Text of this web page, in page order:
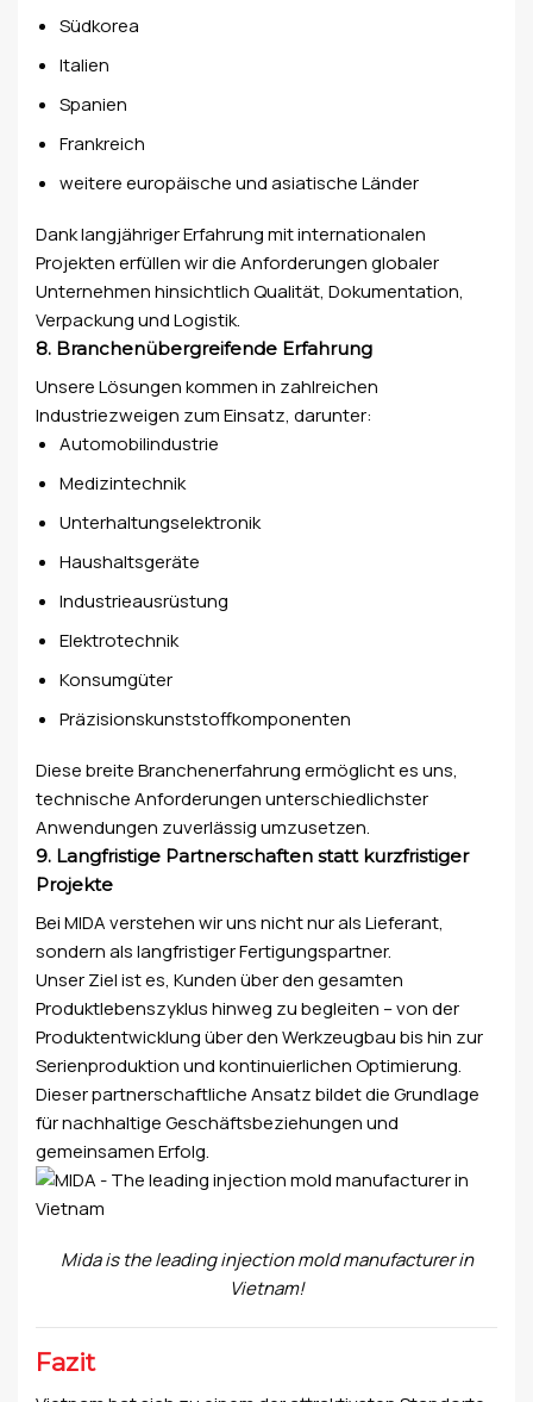
Südkorea
Italien
Spanien
Frankreich
weitere europäische und asiatische Länder
Dank langjähriger Erfahrung mit internationalen
Projekten erfüllen wir die Anforderungen globaler
Unternehmen hinsichtlich Qualität, Dokumentation,
Verpackung und Logistik.
8. Branchenübergreifende Erfahrung
Unsere Lösungen kommen in zahlreichen
Industriezweigen zum Einsatz, darunter:
Automobilindustrie
Medizintechnik
Unterhaltungselektronik
Haushaltsgeräte
Industrieausrüstung
Elektrotechnik
Konsumgüter
Präzisionskunststoffkomponenten
Diese breite Branchenerfahrung ermöglicht es uns,
technische Anforderungen unterschiedlichster
Anwendungen zuverlässig umzusetzen.
9. Langfristige Partnerschaften statt kurzfristiger
Projekte
Bei MIDA verstehen wir uns nicht nur als Lieferant,
sondern als langfristiger Fertigungspartner.
Unser Ziel ist es, Kunden über den gesamten
Produktlebenszyklus hinweg zu begleiten – von der
Produktentwicklung über den Werkzeugbau bis hin zur
Serienproduktion und kontinuierlichen Optimierung.
Dieser partnerschaftliche Ansatz bildet die Grundlage
für nachhaltige Geschäftsbeziehungen und
gemeinsamen Erfolg.
Mida is the leadinginjection mold manufacturerin
Vietnam!
Fazit